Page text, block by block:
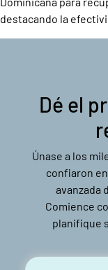
destacando la
Dé el
Únase a los
confiaron
avanzada
Comience
planifique